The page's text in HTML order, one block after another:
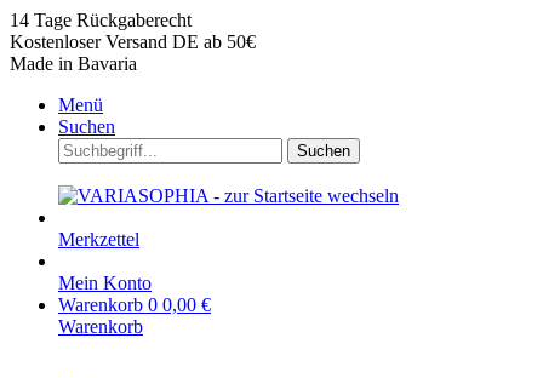
14 Tage Rückgaberecht
Kostenloser Versand DE ab 50€
Made in Bavaria
Menü
Suchen
Suchen
Merkzettel
Mein Konto
Warenkorb 0 0,00 €
Warenkorb